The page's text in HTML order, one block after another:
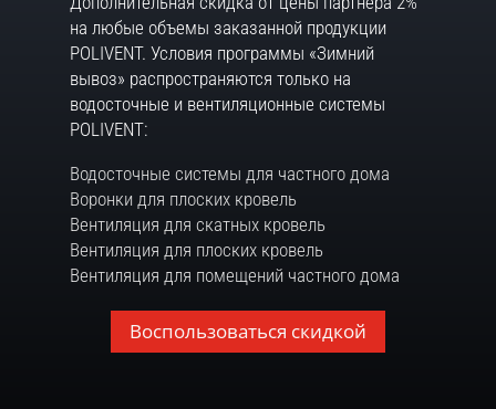
на любые объемы заказанной продукции
POLIVENT. Условия программы «Зимний
вывоз» распространяются только на
водосточные и вентиляционные системы
POLIVENT:
Водосточные системы для частного дома
Воронки для плоских кровель
Вентиляция для скатных кровель
Вентиляция для плоских кровель
Вентиляция для помещений частного дома
Воспользоваться скидкой